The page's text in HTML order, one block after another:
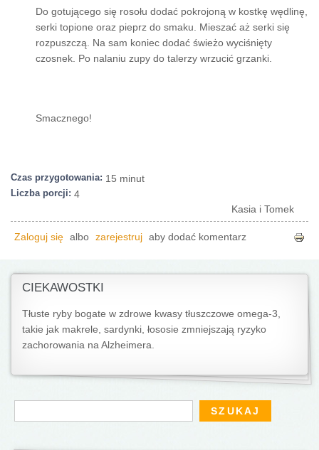
Do gotującego się rosołu dodać pokrojoną w kostkę wędlinę,
serki topione oraz pieprz do smaku. Mieszać aż serki się
rozpuszczą. Na sam koniec dodać świeżo wyciśnięty
czosnek. Po nalaniu zupy do talerzy wrzucić grzanki.
Smacznego!
Czas przygotowania: 15 minut
Liczba porcji: 4
Kasia i Tomek
Zaloguj się albo zarejestruj aby dodać komentarz
CIEKAWOSTKI
Tłuste ryby bogate w zdrowe kwasy tłuszczowe omega-3,
takie jak makrele, sardynki, łososie zmniejszają ryzyko
zachorowania na Alzheimera.
Formularz wyszukiwania
Szukaj